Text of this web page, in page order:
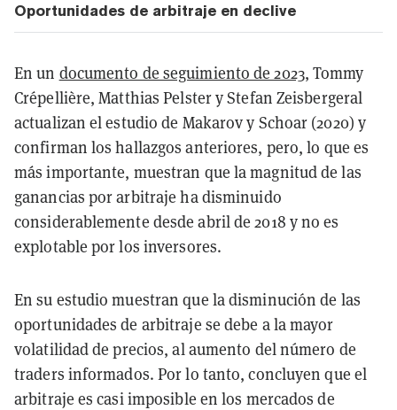
Oportunidades de arbitraje en declive
En un documento de seguimiento de 2023, Tommy
Crépellière, Matthias Pelster y Stefan Zeisbergeral
actualizan el estudio de Makarov y Schoar (2020) y
confirman los hallazgos anteriores, pero, lo que es
más importante, muestran que la magnitud de las
ganancias por arbitraje ha disminuido
considerablemente desde abril de 2018 y no es
explotable por los inversores.
En su estudio muestran que la disminución de las
oportunidades de arbitraje se debe a la mayor
volatilidad de precios, al aumento del número de
traders informados. Por lo tanto, concluyen que el
arbitraje es casi imposible en los mercados de